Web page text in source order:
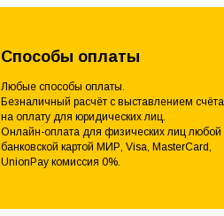
Способы оплаты
Любые способы оплаты.
Безналичный расчёт с выставлением счёта
на оплату для юридических лиц.
Онлайн-оплата для физических лиц любой
банковской картой МИР, Visa, MasterCard,
UnionPay комиссия 0%.